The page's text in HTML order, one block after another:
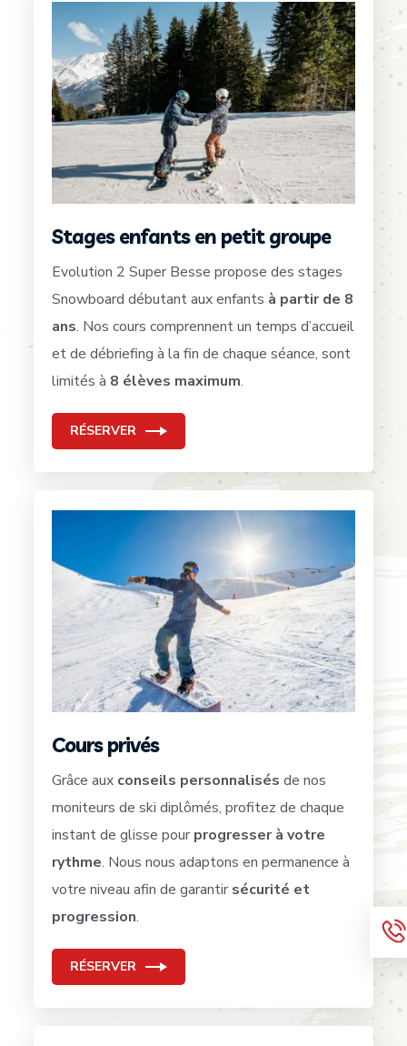
Stages enfants en petit groupe
Evolution 2 Super Besse propose des stages
Snowboard débutant aux enfants à partir de 8
ans. Nos cours comprennent un temps d’accueil
et de débriefing à la fin de chaque séance, sont
limités à 8 élèves maximum.
RÉSERVER
Cours privés
Grâce aux conseils personnalisés de nos
moniteurs de ski diplômés, profitez de chaque
instant de glisse pour progresser à votre
rythme. Nous nous adaptons en permanence à
votre niveau afin de garantir sécurité et
progression.
RÉSERVER